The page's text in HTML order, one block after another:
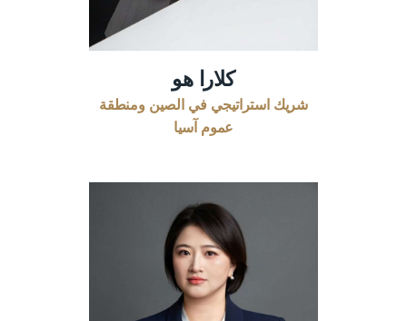
كلارا هو
شريك استراتيجي في الصين ومنطقة
عموم آسيا